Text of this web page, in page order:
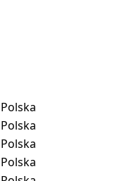
Polska
Polska
Polska
Polska